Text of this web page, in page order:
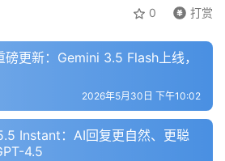
0 打赏
更新：Gemini 3.5 Flash上线，
2026年5月30日 下午10:02
Instant：AI回复更自然、更聪
4.5